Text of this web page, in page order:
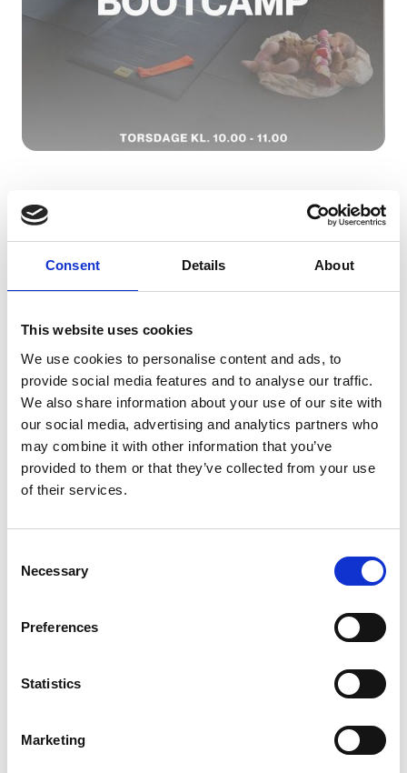
Consent Details About
This website uses cookies
We use cookies to personalise content and ads, to
provide social media features and to analyse our traffic.
We also share information about your use of our site with
our social media, advertising and analytics partners who
may combine it with other information that you’ve
provided to them or that they’ve collected from your use
of their services.
Selection
Necessary
Preferences
Statistics
Marketing
Barselsfit bootcamp
En særlig træning, der fokuserer på at styrke mors krop
med sikre og effektive øvelser. Træning vil blive tilpasset,
være taget hensyn til, at din baby også kan være med.